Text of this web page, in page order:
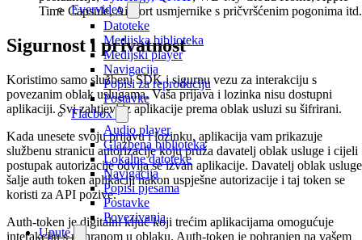
Evervideo
Datoteke
Medijska biblioteka
Medijski player
Navigacija
Popisi za reproduciju
Postavke
Flacbox
Audio player
Glazbena biblioteka
Lokalne datoteke
Navigacija
Popisi pjesama
Postavke
Povezivanja
Upute
Time Capsule, AirPort usmjernike s pričvršćenim pogonima itd.
Sigurnost i privatnost
Koristimo samo službeni SDK i sigurnu vezu za interakciju s
povezanim oblak uslugama. Vaša prijava i lozinka nisu dostupni
aplikaciji. Svi zahtjevi iz aplikacije prema oblak usluzi su šifrirani.
Kada unesete svoju prijavu i lozinku, aplikacija vam prikazuje
službenu stranicu autorizacije koju pruža davatelj oblak usluge i cijeli
postupak autorizacije odvija se izvan aplikacije. Davatelj oblak usluge
šalje auth token aplikaciji nakon uspješne autorizacije i taj token se
koristi za API pozive.
Auth-token je digitalni ključ koji trećim aplikacijama omogućuje
interakciju s pohranom u oblaku. Auth-token je pohranjen na vašem